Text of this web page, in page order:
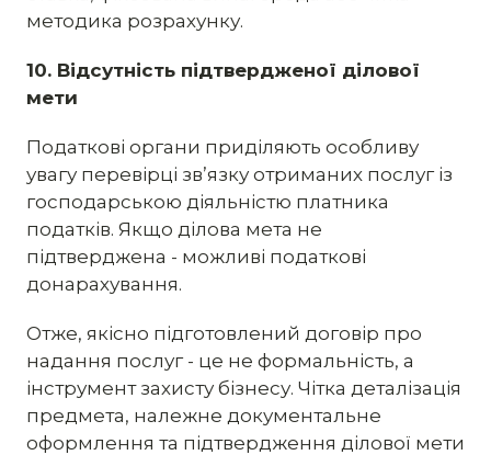
методика розрахунку.
10. Відсутність підтвердженої ділової
мети
Податкові органи приділяють особливу
увагу перевірці зв’язку отриманих послуг із
господарською діяльністю платника
податків. Якщо ділова мета не
підтверджена - можливі податкові
донарахування.
Отже, якісно підготовлений договір про
надання послуг - це не формальність, а
інструмент захисту бізнесу. Чітка деталізація
предмета, належне документальне
оформлення та підтвердження ділової мети